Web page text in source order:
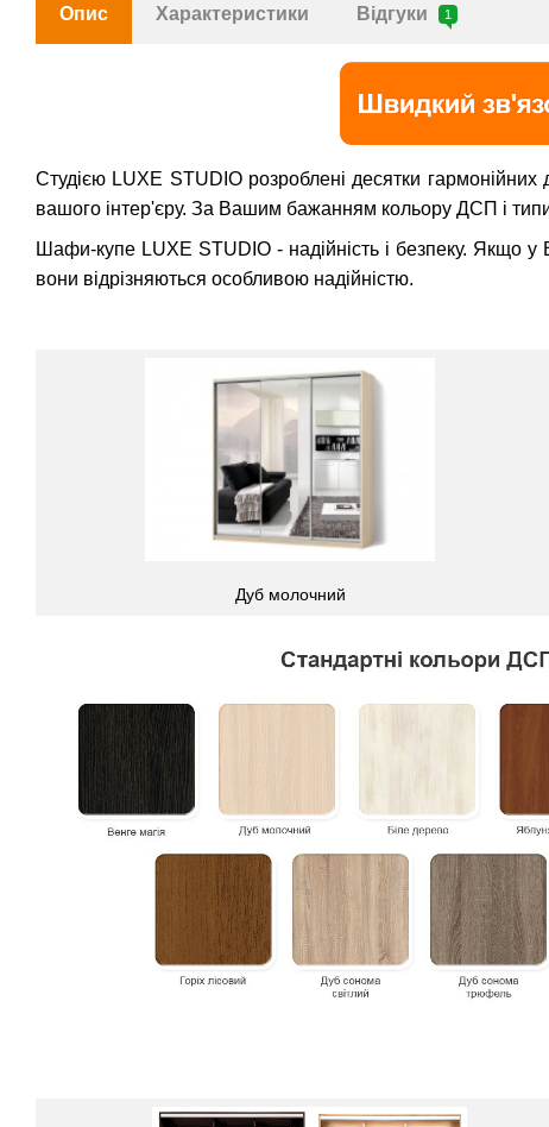
Опис Характеристики Відгуки 1
Студією LUXE STUDIO розроблені десятки
вашого інтер'єру. За Вашим бажанням кольору ДСП і
Шафи-купе LUXE STUDIO - надійність і безпеку. Якщо
вони відрізняються особливою надійністю.
Дуб молочний